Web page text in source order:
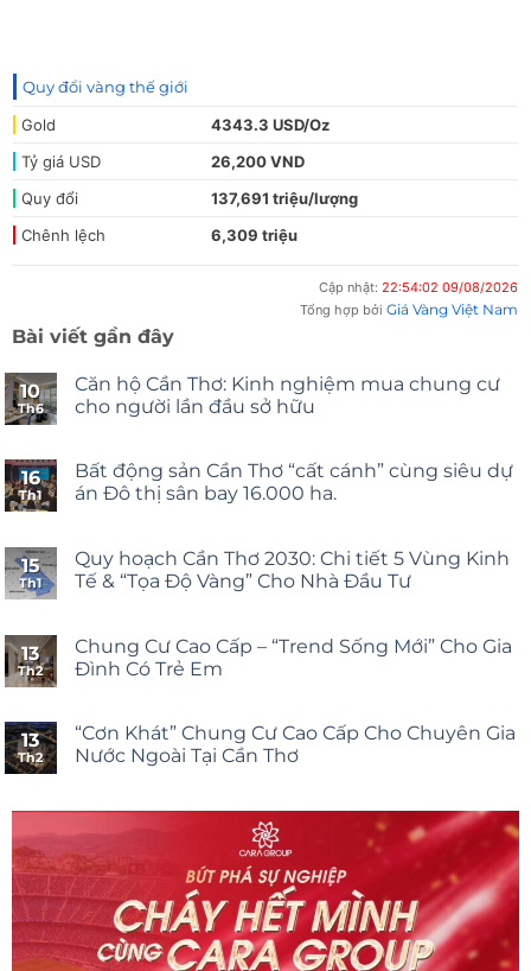
Quy đổi vàng thế giới
Gold
4343.3 USD/Oz
Tỷ giá USD
26,200 VND
Quy đổi
137,691 triệu/lượng
Chênh lệch
6,309 triệu
Cập nhật: 22:54:02 09/08/2026
Tổng hợp bởi Giá Vàng Việt Nam
Bài viết gần đây
10
Th6
Căn hộ Cần Thơ: Kinh nghiệm mua chung cư
cho người lần đầu sở hữu
16
Th1
Bất động sản Cần Thơ “cất cánh” cùng siêu dự
án Đô thị sân bay 16.000 ha.
15
Th1
Quy hoạch Cần Thơ 2030: Chi tiết 5 Vùng Kinh
Tế & “Tọa Độ Vàng” Cho Nhà Đầu Tư
13
Th2
Chung Cư Cao Cấp – “Trend Sống Mới” Cho Gia
Đình Có Trẻ Em
13
Th2
“Cơn Khát” Chung Cư Cao Cấp Cho Chuyên Gia
Nước Ngoài Tại Cần Thơ